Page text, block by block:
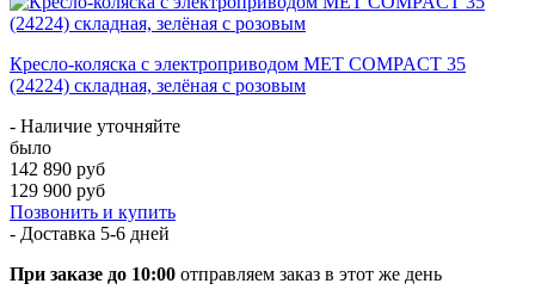
Кресло-коляска с электроприводом MET COMPACT 35
(24224) складная, зелёная с розовым
- Наличие уточняйте
было
142 890 руб
129 900 руб
Позвонить и купить
- Доставка 5-6 дней
При заказе до 10:00 отправляем заказ в этот же день